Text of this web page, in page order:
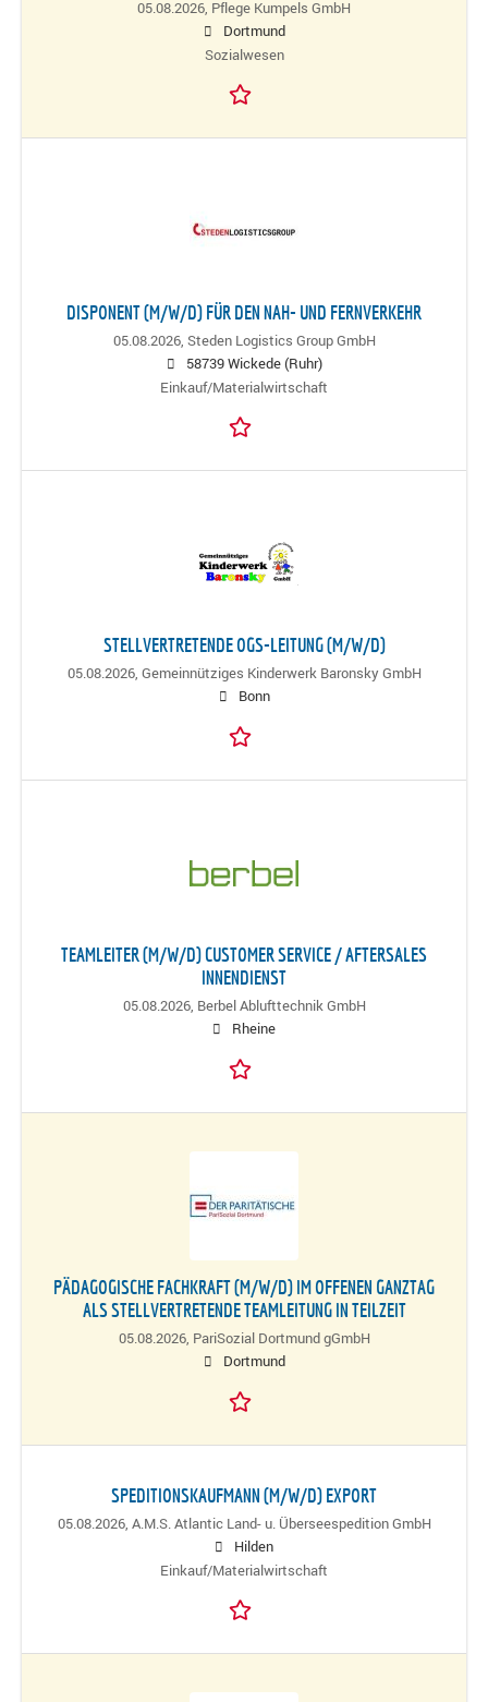
05.08.2026, Pflege Kumpels GmbH
Dortmund
Sozialwesen
DISPONENT (M/W/D) FÜR DEN NAH- UND FERNVERKEHR
05.08.2026, Steden Logistics Group GmbH
58739 Wickede (Ruhr)
Einkauf/Materialwirtschaft
STELLVERTRETENDE OGS-LEITUNG (M/W/D)
05.08.2026, Gemeinnütziges Kinderwerk Baronsky GmbH
Bonn
TEAMLEITER (M/W/D) CUSTOMER SERVICE / AFTERSALES
INNENDIENST
05.08.2026, Berbel Ablufttechnik GmbH
Rheine
PÄDAGOGISCHE FACHKRAFT (M/W/D) IM OFFENEN GANZTAG
ALS STELLVERTRETENDE TEAMLEITUNG IN TEILZEIT
05.08.2026, PariSozial Dortmund gGmbH
Dortmund
SPEDITIONSKAUFMANN (M/W/D) EXPORT
05.08.2026, A.M.S. Atlantic Land- u. Überseespedition GmbH
Hilden
Einkauf/Materialwirtschaft